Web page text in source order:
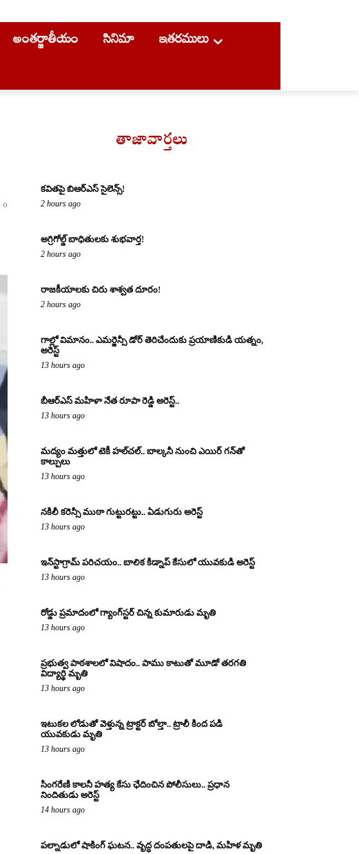
అంతర్జాతీయం సినిమా ఇతరములు
0
తాజావార్తలు
కవితపై బిఆర్ఎస్ సైలెన్స్!
2 hours ago
అగ్రిగోల్డ్ బాధితులకు శుభవార్త!
2 hours ago
రాజకీయాలకు చిరు శాశ్వత దూరం!
2 hours ago
గాల్లో విమానం.. ఎమర్జెన్సీ డోర్ తెరిచేందుకు ప్రయాణికుడి యత్నం,
అరెస్ట్
13 hours ago
బీఆర్ఎస్ మహిళా నేత రూపా రెడ్డి అరెస్ట్..
13 hours ago
మద్యం మత్తులో టెకీ హల్‌చల్.. బాల్కనీ నుంచి ఎయిర్ గన్‌తో
కాల్పులు
13 hours ago
నకిలీ కరెన్సీ ముఠా గుట్టురట్టు.. ఏడుగురు అరెస్ట్
13 hours ago
ఇన్‌స్టాగ్రామ్ పరిచయం.. బాలిక కిడ్నాప్ కేసులో యువకుడి అరెస్ట్
13 hours ago
రోడ్డు ప్రమాదంలో గ్యాంగ్‌స్టర్ చిన్న కుమారుడు మృతి
13 hours ago
ప్రభుత్వ పాఠశాలలో విషాదం.. పాము కాటుతో మూడో తరగతి
విద్యార్థి మృతి
13 hours ago
ఇటుకల లోడుతో వెళ్తున్న ట్రాక్టర్ బోల్తా.. ట్రాలీ కింద పడి
యువకుడు మృతి
13 hours ago
సింగరేణి కాలనీ హత్య కేసు ఛేదించిన పోలీసులు.. ప్రధాన
నిందితుడు అరెస్ట్
14 hours ago
పల్నాడులో షాకింగ్ ఘటన.. వృద్ధ దంపతులపై దాడి, మహిళ మృతి